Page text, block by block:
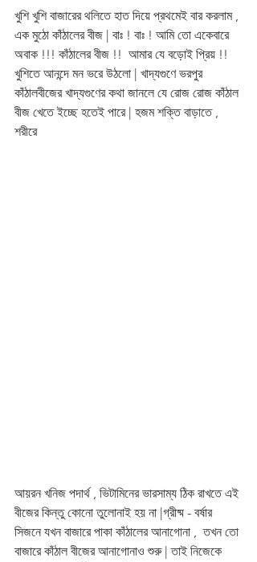
খুশি খুশি বাজারের থলিতে হাত দিয়ে প্রথমেই বার করলাম ,
এক মুঠো কাঁঠালের বীজ | বাঃ ! বাঃ ! আমি তো একেবারে
অবাক !!! কাঁঠালের বীজ !!  আমার যে বড়োই প্রিয় !!
খুশিতে আনন্দে মন ভরে উঠলো | খাদ্যগুণে ভরপুর
কাঁঠালবীজের খাদ্যগুণের কথা জানলে যে রোজ রোজ কাঁঠাল
বীজ খেতে ইচ্ছে হতেই পারে | হজম শক্তি বাড়াতে ,
শরীরে
আয়রন খনিজ পদার্থ , ভিটামিনের ভারসাম্য ঠিক রাখতে এই
বীজের কিন্তু কোনো তুলোনাই হয় না |গ্রীষ্ম - বর্ষার
সিজনে যখন বাজারে পাকা কাঁঠালের আনাগোনা ,  তখন তো
বাজারে কাঁঠাল বীজের আনাগোনাও শুরু | তাই নিজেকে